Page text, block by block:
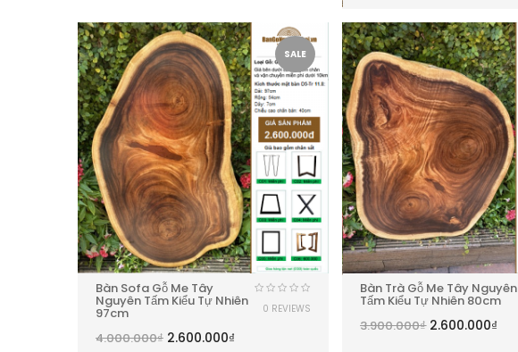
SALE
Bàn Sofa Gỗ Me Tây
Nguyên Tấm Kiểu Tự Nhiên
97cm
4.000.000₫ 2.600.000₫
0 REVIEWS
Bàn Trà Gỗ Me Tây Nguyên
Tấm Kiểu Tự Nhiên 80cm
3.900.000₫ 2.600.000₫